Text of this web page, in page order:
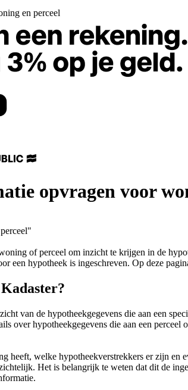
en perceel
opvragen voor
of perceel om inzicht te krijgen in de
een hypotheek is ingeschreven. Op deze
van de hypotheekgegevens die aan een
over hypotheekgegevens die aan een
welke hypotheekverstrekkers er zijn en
Het is belangrijk te weten dat dit de